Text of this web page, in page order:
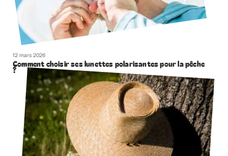
12 mars 2026
Comment choisir ses lunettes polarisantes pour la pêche
?